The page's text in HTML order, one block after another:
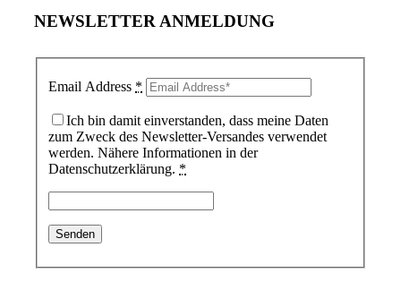
NEWSLETTER ANMELDUNG
Email Address *
Ich bin damit einverstanden, dass meine Daten
zum Zweck des Newsletter-Versandes verwendet
werden. Nähere Informationen in der
Datenschutzerklärung. *